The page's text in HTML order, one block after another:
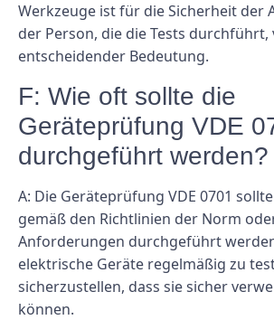
Werkzeuge ist für die Sicherheit der
der Person, die die Tests durchführt,
entscheidender Bedeutung.
F: Wie oft sollte die
Geräteprüfung VDE
durchgeführt werden?
A: Die Geräteprüfung VDE 0701
gemäß den Richtlinien der Norm
Anforderungen durchgeführt
elektrische Geräte regelmäßig zu
sicherzustellen, dass sie sicher
können.